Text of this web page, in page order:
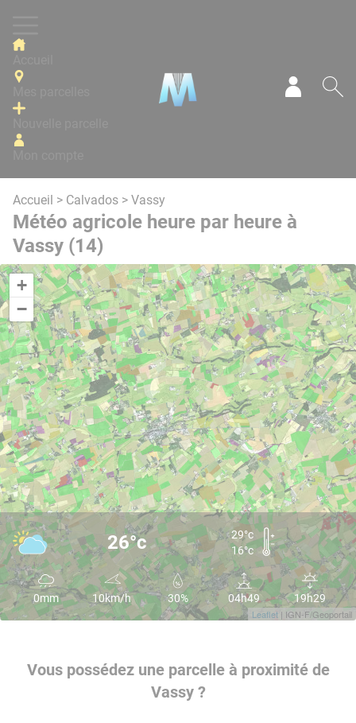
Accueil > Calvados > Vassy
Météo agricole heure par heure à
Vassy (14)
+
−
Leaflet | IGN-F/Geoportail
26°c
29°c
16°c
0mm 10km/h 30% 04h49 19h29
Vous possédez une parcelle à proximité de
Vassy ?